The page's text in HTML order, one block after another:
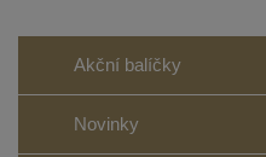
Akční balíčky
Novinky